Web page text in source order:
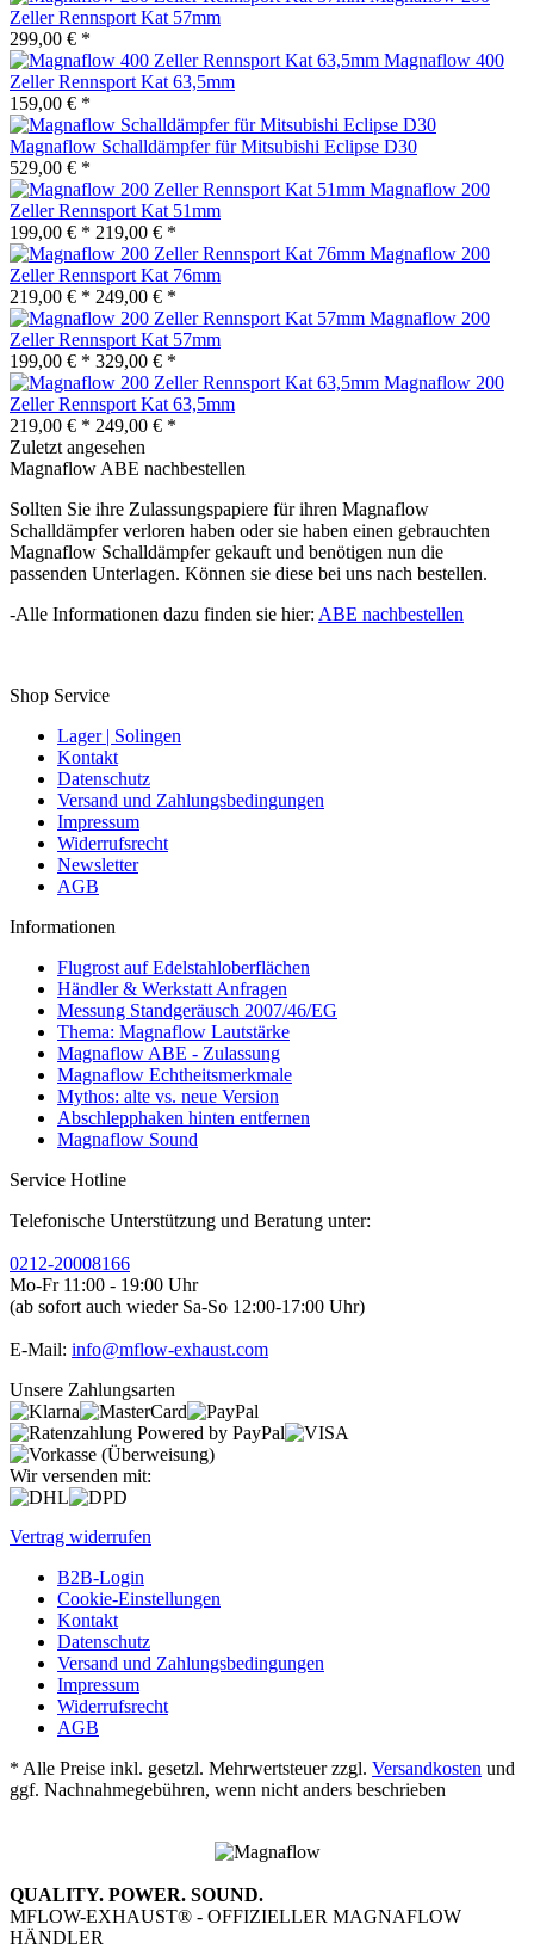
Zeller Rennsport Kat 57mm
299,00 € *
Magnaflow 400
Zeller Rennsport Kat 63,5mm
159,00 € *
Magnaflow Schalldämpfer für Mitsubishi Eclipse D30
529,00 € *
Magnaflow 200
Zeller Rennsport Kat 51mm
199,00 € * 219,00 € *
Magnaflow 200
Zeller Rennsport Kat 76mm
219,00 € * 249,00 € *
Magnaflow 200
Zeller Rennsport Kat 57mm
199,00 € * 329,00 € *
Magnaflow 200
Zeller Rennsport Kat 63,5mm
219,00 € * 249,00 € *
Zuletzt angesehen
Magnaflow ABE nachbestellen
Sollten Sie ihre Zulassungspapiere für ihren Magnaflow
Schalldämpfer verloren haben oder sie haben einen gebrauchten
Magnaflow Schalldämpfer gekauft und benötigen nun die
passenden Unterlagen. Können sie diese bei uns nach bestellen.
-Alle Informationen dazu finden sie hier: ABE nachbestellen
Shop Service
Lager | Solingen
Kontakt
Datenschutz
Versand und Zahlungsbedingungen
Impressum
Widerrufsrecht
Newsletter
AGB
Informationen
Flugrost auf Edelstahloberflächen
Händler & Werkstatt Anfragen
Messung Standgeräusch 2007/46/EG
Thema: Magnaflow Lautstärke
Magnaflow ABE - Zulassung
Magnaflow Echtheitsmerkmale
Mythos: alte vs. neue Version
Abschlepphaken hinten entfernen
Magnaflow Sound
Service Hotline
Telefonische Unterstützung und Beratung unter:
0212-20008166
Mo-Fr 11:00 - 19:00 Uhr
(ab sofort auch wieder Sa-So 12:00-17:00 Uhr)
E-Mail: info@mflow-exhaust.com
Unsere Zahlungsarten
Wir versenden mit:
Vertrag widerrufen
B2B-Login
Cookie-Einstellungen
Kontakt
Datenschutz
Versand und Zahlungsbedingungen
Impressum
Widerrufsrecht
AGB
* Alle Preise inkl. gesetzl. Mehrwertsteuer zzgl. Versandkosten und
ggf. Nachnahmegebühren, wenn nicht anders beschrieben
QUALITY. POWER. SOUND.
MFLOW-EXHAUST® - OFFIZIELLER MAGNAFLOW
HÄNDLER